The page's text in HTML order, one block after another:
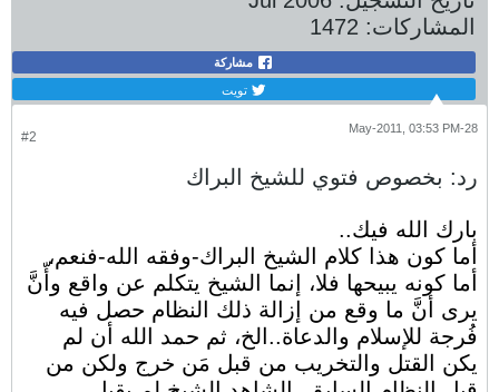
المشاركات: 1472
مشاركة
تويت
#2
28-May-2011, 03:53 PM
رد: بخصوص فتوي للشيخ البراك
بارك الله فيك..
أما كون هذا كلام الشيخ البراك-وفقه الله-فنعم،
أما كونه يبيحها فلا، إنما الشيخ يتكلم عن واقع وأّنَّ
يرى أنَّ ما وقع من إزالة ذلك النظام حصل فيه
فُرجة للإسلام والدعاة..الخ، ثم حمد الله أن لم
يكن القتل والتخريب من قبل مَن خرج ولكن من